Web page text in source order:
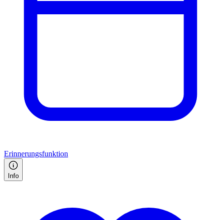
Erinnerungsfunktion
Info